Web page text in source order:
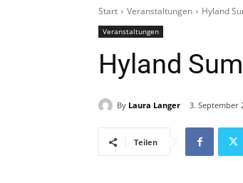
Start Veranstaltungen Hyland
Veranstaltungen
Hyland
By Laura Langer 3. September
Teilen